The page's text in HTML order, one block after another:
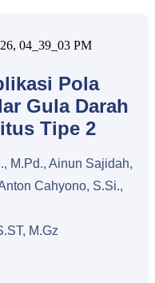
Pola
Gula Darah
Tipe 2
M.Pd., Ainun Sajidah,
Cahyono, S.Si.,
M.Gz